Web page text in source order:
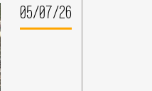
05/07/26